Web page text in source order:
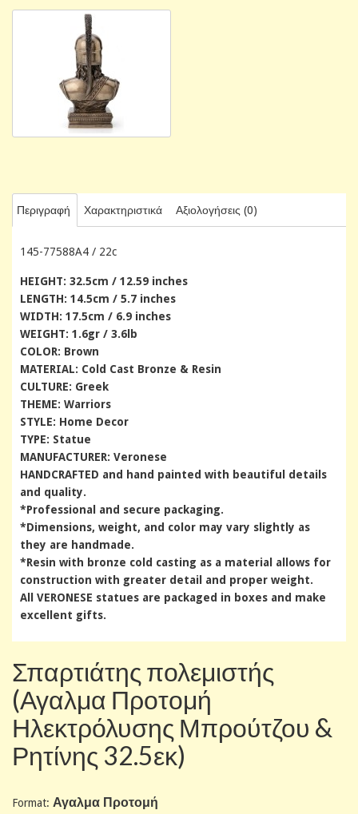
Περιγραφή Χαρακτηριστικά Αξιολογήσεις (0)
145-77588A4 / 22c
HEIGHT: 32.5cm / 12.59 inches
LENGTH: 14.5cm / 5.7 inches
WIDTH: 17.5cm / 6.9 inches
WEIGHT: 1.6gr / 3.6lb
COLOR: Brown
MATERIAL: Cold Cast Bronze & Resin
CULTURE: Greek
THEME: Warriors
STYLE: Home Decor
TYPE: Statue
MANUFACTURER: Veronese
HANDCRAFTED and hand painted with beautiful details
and quality.
*Professional and secure packaging.
*Dimensions, weight, and color may vary slightly as
they are handmade.
*Resin with bronze cold casting as a material allows for
construction with greater detail and proper weight.
All VERONESE statues are packaged in boxes and make
excellent gifts.
Σπαρτιάτης πολεμιστής
(Αγαλμα Προτομή
Ηλεκτρόλυσης Μπρούτζου &
Ρητίνης 32.5εκ)
Format: Αγαλμα Προτομή